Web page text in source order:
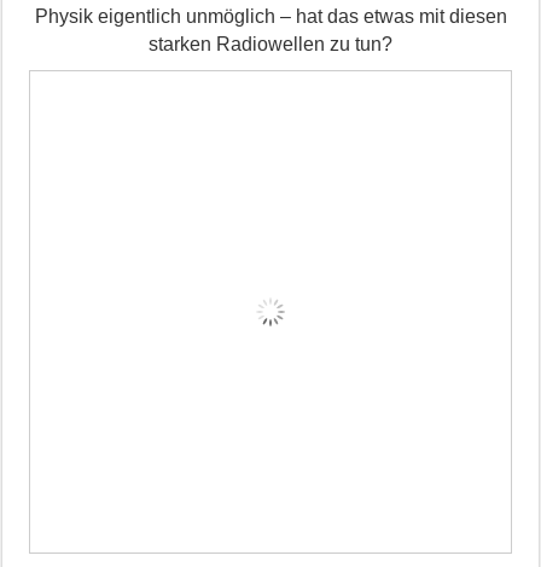
Physik eigentlich unmöglich – hat das etwas mit diesen
starken Radiowellen zu tun?